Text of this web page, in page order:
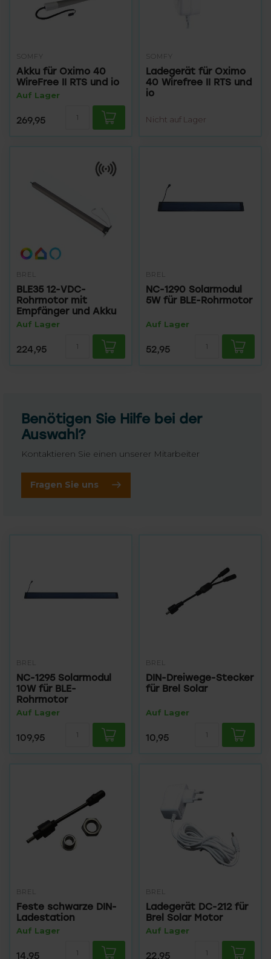
SOMFY
Akku für Oximo 40
WireFree II RTS und io
Auf Lager
269,95
SOMFY
Ladegerät für Oximo
40 Wirefree II RTS und
io
Nicht auf Lager
BREL
BLE35 12-VDC-
Rohrmotor mit
Empfänger und Akku
Auf Lager
224,95
BREL
NC-1290 Solarmodul
5W für BLE-Rohrmotor
Auf Lager
52,95
Benötigen Sie Hilfe bei der
Auswahl?
Kontaktieren Sie einen unserer Mitarbeiter
Fragen Sie uns
BREL
NC-1295 Solarmodul
10W für BLE-
Rohrmotor
Auf Lager
109,95
BREL
DIN-Dreiwege-Stecker
für Brel Solar
Auf Lager
10,95
BREL
Feste schwarze DIN-
Ladestation
Auf Lager
14,95
BREL
Ladegerät DC-212 für
Brel Solar Motor
Auf Lager
22,95